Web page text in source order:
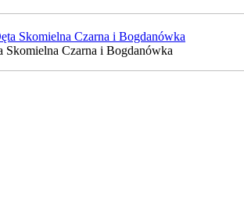
Skomielna Czarna i Bogdanówka